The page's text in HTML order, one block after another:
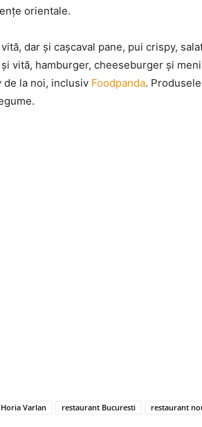
orientale.
dar şi caşcaval pane, pui crispy,
vită, hamburger, cheeseburger şi
la noi, inclusiv Foodpanda.
Horia Varlan restaurant Bucuresti restaurant